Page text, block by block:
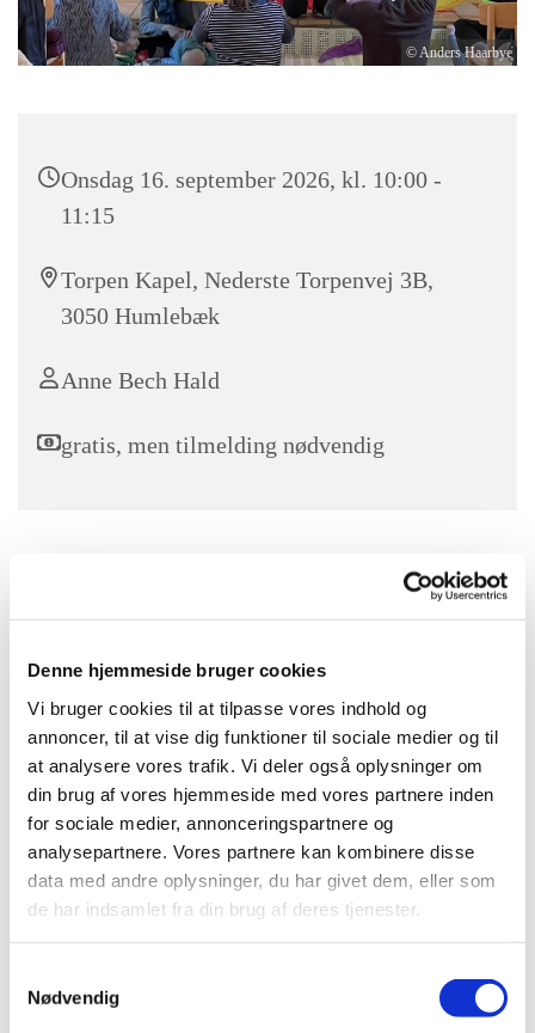
Denne hjemmeside bruger cookies
Vi bruger cookies til at tilpasse vores indhold og
annoncer, til at vise dig funktioner til sociale medier og til
at analysere vores trafik. Vi deler også oplysninger om
din brug af vores hjemmeside med vores partnere inden
for sociale medier, annonceringspartnere og
analysepartnere. Vores partnere kan kombinere disse
data med andre oplysninger, du har givet dem, eller som
de har indsamlet fra din brug af deres tjenester.
Nødvendig
© Anders Haarbye
Onsdag 16. september 2026, kl. 10:00 -
11:15
Torpen Kapel, Nederste Torpenvej 3B,
3050 Humlebæk
Anne Bech Hald
gratis, men tilmelding nødvendig
Babyrytmik og salmesang i Torpen Kapel er et tilbud til alle
forældre på barsel og deres babyer. Dette hold er for børn på
Med sang og musik skaber vi sammen et rum med tid, ro og
nærvær. Der veksles mellem det stille og sanselige til dans og
sange med fokus på den motoriske udvikling. Vi skal både
synge salmer og børnesange på dette hold. Bagefter vil der
være croissanter og kaffe.
Der er 20 pladser på holdet (en plads per baby). Du kan
www.humlebækkirke.dk
Hvis du har spørgsmål til valg af hold, kan du kontakte Anne